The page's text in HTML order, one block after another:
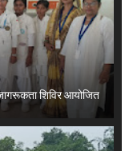
शिविर आयोजित